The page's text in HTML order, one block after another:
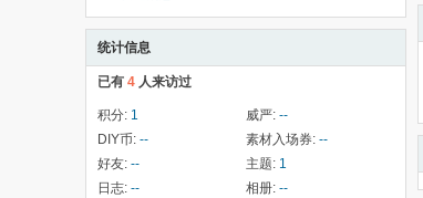
统计信息
已有 4 人来访过
积分: 1 威严: --
DIY币: -- 素材入场券: --
好友: -- 主题: 1
日志: -- 相册: --